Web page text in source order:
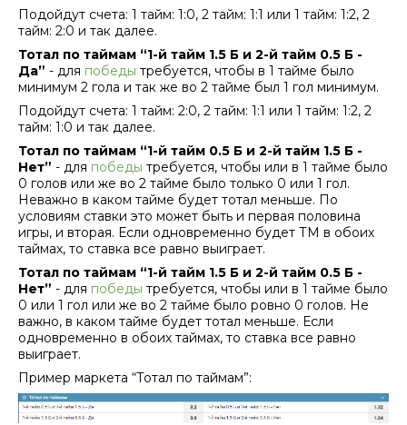
Подойдут счета: 1 тайм: 1:0, 2 тайм: 1:1 или 1 тайм: 1:2, 2
тайм: 2:0 и так далее.
Тотал по таймам “1-й тайм 1.5 Б и 2-й тайм 0.5 Б -
Да” - для победы требуется, чтобы в 1 тайме было
минимум 2 гола и так же во 2 тайме был 1 гол минимум.
Подойдут счета: 1 тайм: 2:0, 2 тайм: 1:1 или 1 тайм: 1:2, 2
тайм: 1:0 и так далее.
Тотал по таймам “1-й тайм 0.5 Б и 2-й тайм 1.5 Б -
Нет” - для победы требуется, чтобы или в 1 тайме было
0 голов или же во 2 тайме было только 0 или 1 гол.
Неважно в каком тайме будет тотал меньше. По
условиям ставки это может быть и первая половина
игры, и вторая. Если одновременно будет ТМ в обоих
таймах, то ставка все равно выиграет.
Тотал по таймам “1-й тайм 1.5 Б и 2-й тайм 0.5 Б -
Нет” - для победы требуется, чтобы или в 1 тайме было
0 или 1 гол или же во 2 тайме было ровно 0 голов. Не
важно, в каком тайме будет тотал меньше. Если
одновременно в обоих таймах, то ставка все равно
выиграет.
Пример маркета “Тотал по таймам”: